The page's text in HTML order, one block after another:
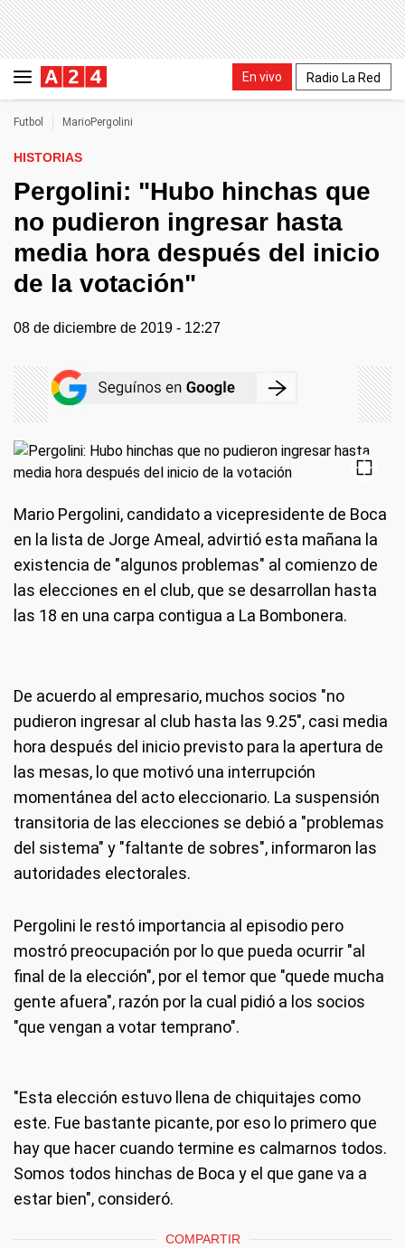
En vivo Radio La Red
Futbol MarioPergolini
HISTORIAS
Pergolini: "Hubo hinchas que
no pudieron ingresar hasta
media hora después del inicio
de la votación"
08 de diciembre de 2019 - 12:27
Mario Pergolini, candidato a vicepresidente de Boca
en la lista de Jorge Ameal, advirtió esta mañana la
existencia de "algunos problemas" al comienzo de
las elecciones en el club, que se desarrollan hasta
las 18 en una carpa contigua a La Bombonera.
De acuerdo al empresario, muchos socios "no
pudieron ingresar al club hasta las 9.25", casi media
hora después del inicio previsto para la apertura de
las mesas, lo que motivó una interrupción
momentánea del acto eleccionario. La suspensión
transitoria de las elecciones se debió a "problemas
del sistema" y "faltante de sobres", informaron las
autoridades electorales.
Pergolini le restó importancia al episodio pero
mostró preocupación por lo que pueda ocurrir "al
final de la elección", por el temor que "quede mucha
gente afuera", razón por la cual pidió a los socios
"que vengan a votar temprano".
"Esta elección estuvo llena de chiquitajes como
este. Fue bastante picante, por eso lo primero que
hay que hacer cuando termine es calmarnos todos.
Somos todos hinchas de Boca y el que gane va a
estar bien", consideró.
COMPARTIR